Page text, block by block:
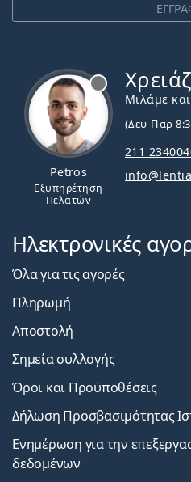
Petros
Εξυπηρέτηση
Πελατών
Μιλάμε
(Δευ-Παρ
211
Ηλεκτρονικές
Όλα για τις αγορές
Πληρωμή
Αποστολή
Σημεία συλλογής
Όροι και Προϋποθέσεις
Δήλωση Προσβασιμότητας
Ενημέρωση για την
δεδομένων